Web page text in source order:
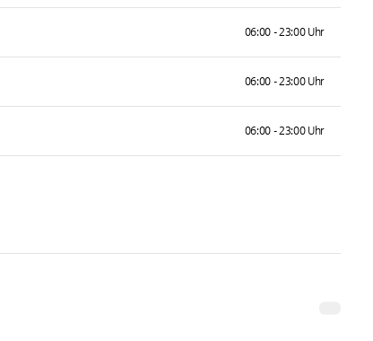
06:00 - 23:00 Uhr
06:00 - 23:00 Uhr
06:00 - 23:00 Uhr